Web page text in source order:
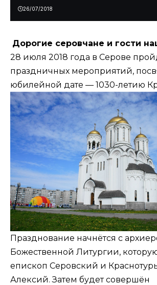
26/07/2018
Дорогие серовчане и гости
28 июля 2018 года в Серове
праздничных мероприятий,
юбилейной дате — 1030-летию
Празднование начнётся с
Божественной Литургии,
епископ Серовский и
Алексий. Затем будет совершён